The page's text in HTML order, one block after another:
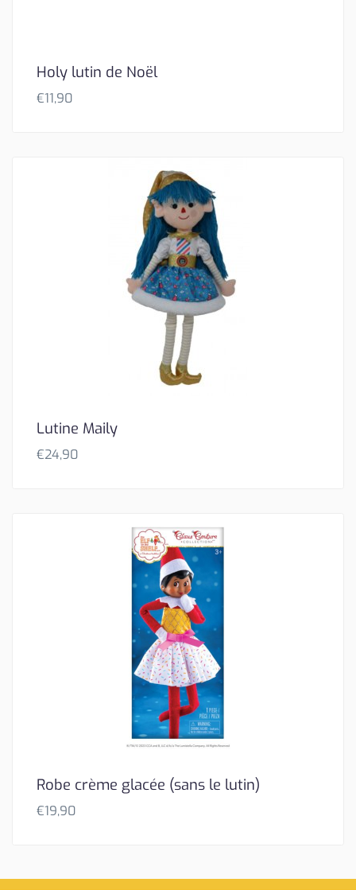
Holy lutin de Noël
€11,90
Lutine Maily
€24,90
Robe crème glacée (sans le lutin)
€19,90